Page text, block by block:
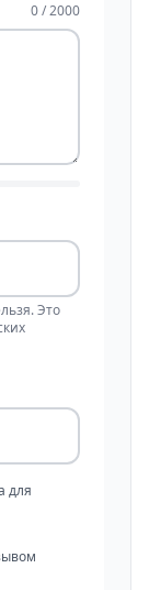
0 / 2000
Это
для